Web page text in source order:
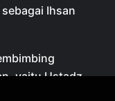
Ihsan
yaitu Ustadz